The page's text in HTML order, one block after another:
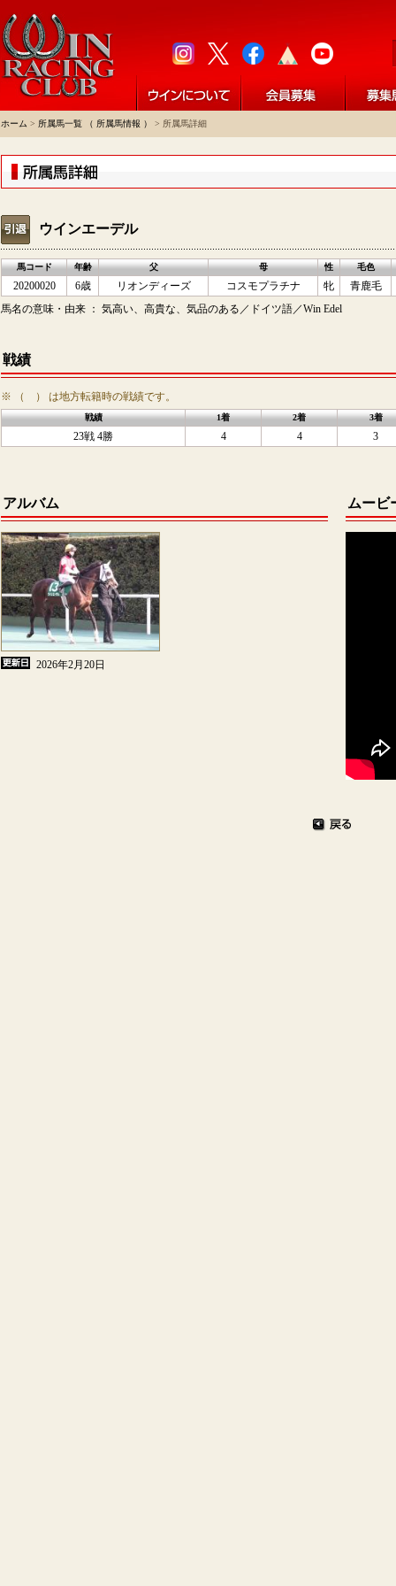
ホーム > 所属馬一覧 （ 所属馬情報 ） > 所属馬詳細
ウインエーデル
馬コード 年齢 父 母 性 毛色
20200020 6歳 リオンディーズ コスモプラチナ 牝
青鹿毛
馬名の意味・由来 ： 気高い、高貴な、気品のある／ドイツ語／Win Edel
戦績
※ （ ） は地方転籍時の戦績です。
戦績 1着 2着 3着
23戦 4勝 4 4 3
アルバム
2026年2月20日
ムービ